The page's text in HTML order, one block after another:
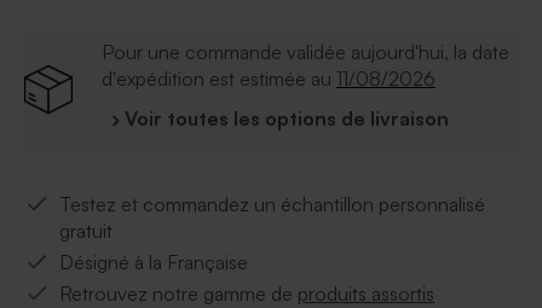
Pour une commande validée aujourd'hui, la date
d'expédition est estimée au 11/08/2026
› Voir toutes les options de livraison
Testez et commandez un échantillon personnalisé
gratuit
Désigné à la Française
Retrouvez notre gamme de produits assortis